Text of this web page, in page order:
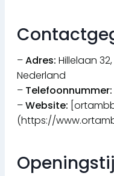
–Adres: Hillelaan
Nederland
– Telefoonnummer:
–Website:
(https://